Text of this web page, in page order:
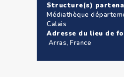
Structure(s)
Médiathèque
Calais
Adresse du lieu de
Arras, France